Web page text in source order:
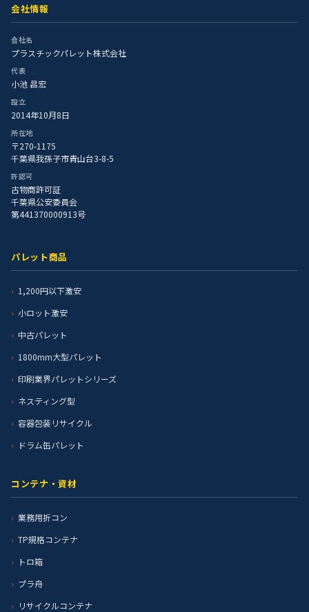
会社情報
会社名
プラスチックパレット株式会社
代表
小池 昌宏
設立
2014年10月8日
所在地
〒270-1175
千葉県我孫子市青山台3-8-5
許認可
古物商許可証
千葉県公安委員会
第441370000913号
パレット商品
1,200円以下激安
小ロット激安
中古パレット
1800mm大型パレット
印刷業界パレットシリーズ
ネスティング型
容器包装リサイクル
ドラム缶パレット
コンテナ・資材
業務用折コン
TP規格コンテナ
トロ箱
プラ舟
リサイクルコンテナ